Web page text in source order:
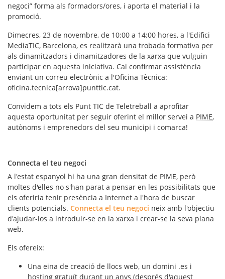
negoci” forma als formadors/ores, i aporta el material i la
promoció.
Dimecres, 23 de novembre, de 10:00 a 14:00 hores, a l'Edifici
MediaTIC, Barcelona, es realitzarà una trobada formativa per
als dinamitzadors i dinamitzadores de la xarxa que vulguin
participar en aquesta iniciativa. Cal confirmar assistència
enviant un correu electrònic a l'Oficina Tècnica:
oficina.tecnica[arrova]punttic.cat.
Convidem a tots els Punt TIC de Teletreball a aprofitar
aquesta oportunitat per seguir oferint el millor servei a PIME,
autònoms i emprenedors del seu municipi i comarca!
Connecta el teu negoci
A l'estat espanyol hi ha una gran densitat de PIME, però
moltes d'elles no s'han parat a pensar en les possibilitats que
els oferiria tenir presència a Internet a l'hora de buscar
clients potencials. Connecta el teu negoci neix amb l'objectiu
d'ajudar-los a introduir-se en la xarxa i crear-se la seva plana
web.
Els ofereix:
Una eina de creació de llocs web, un domini .es i
hosting gratuït durant un anys (després d'aquest